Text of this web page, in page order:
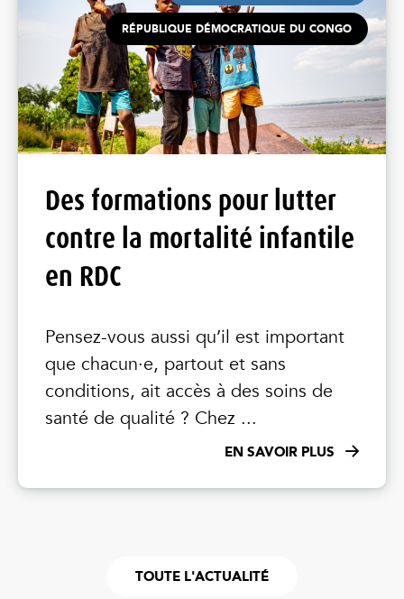
RÉPUBLIQUE DÉMOCRATIQUE DU CONGO
Des formations pour lutter
contre la mortalité infantile
en RDC
Pensez-vous aussi qu’il est important
que chacun·e, partout et sans
conditions, ait accès à des soins de
santé de qualité ? Chez ...
EN SAVOIR PLUS
TOUTE L'ACTUALITÉ